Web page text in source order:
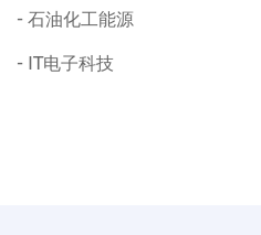
石油化工能源
IT电子科技